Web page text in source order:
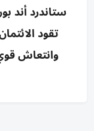
ستاندرد أند